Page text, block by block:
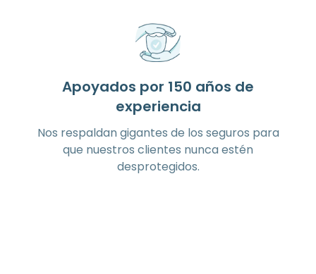
Apoyados por 150 años de
experiencia
Nos respaldan gigantes de los seguros para
que nuestros clientes nunca estén
desprotegidos.